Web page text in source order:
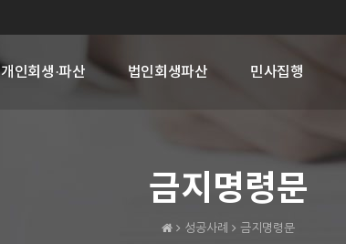
개인회생·파산 법인회생파산 민사집행
금지명령문
성공사례 금지명령문